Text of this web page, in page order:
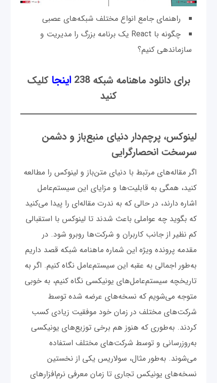
راهنمای جامع انواع مختلف شبکه‌های عصبی
چگونه با React یک برنامه بزرگ را مدیریت و
سازماندهی کنیم؟
برای دانلود ماهنامه شبکه 238 اینجاکلیک
کنید
لینوکس‌، پرچم‌دار دنیای منبع‌باز و دشمن
سرسخت انحصارگرایی
اگر مقاله‌های مرتبط با دنیای متن‌باز و لینوکس را مطالعه
کنید، همگی به قابلیت‌ها و مزایای این سیستم‌عامل
اشاره دارند، در حالی که به ندرت مقاله‌ای را پیدا می‌کنید
که بگوید چه عواملی باعث شدند تا لینوکس با استقبالی
کم نظیر از جانب کاربران و شرکت‌ها روبرو شود. در
مقدمه پرونده ویژه این شماره ماهنامه شبکه قصد داریم
به‌طور اجمالی به عقبه این سیستم‌عامل نگاه کنیم. اگر به
تاریخچه سیستم‌عامل‌های یونیکسی نگاه کنیم، به خوبی
متوجه می‌شویم که نسخه‌های عرضه شده توسط
شرکت‌های مختلف در زمان خود موفقیت زیادی کسب
کردند. به‌طوری که هنوز هم برخی توزیع‌های یونیکسی
به‌روزرسانی و توسط شرکت‌های مختلف استفاده
می‌شوند. به‌طور مثال، سولاریس یکی از نخستین‌
نسخه‌های یونیکس تجاری تا زمان معرفی نرم‌افزارهای